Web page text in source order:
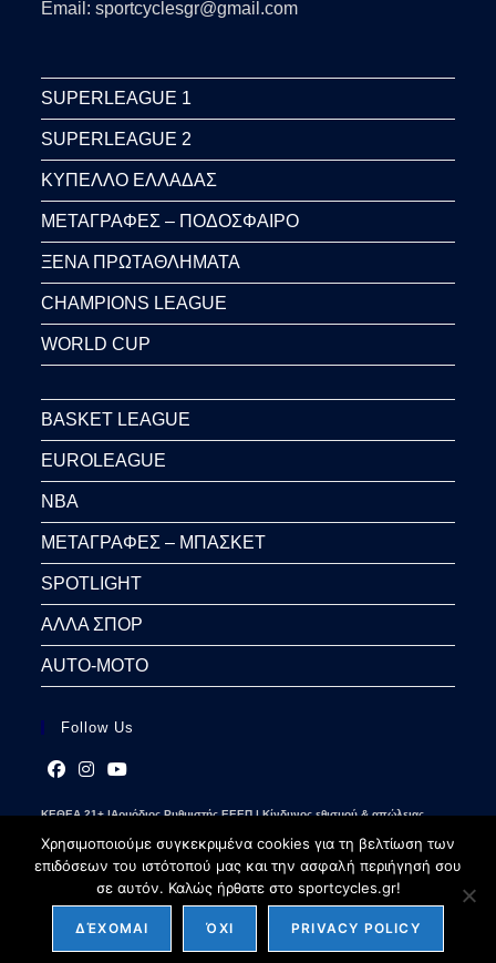
Email: sportcyclesgr@gmail.com
SUPERLEAGUE 1
SUPERLEAGUE 2
ΚΥΠΕΛΛΟ ΕΛΛΑΔΑΣ
ΜΕΤΑΓΡΑΦΕΣ – ΠΟΔΟΣΦΑΙΡΟ
ΞΕΝΑ ΠΡΩΤΑΘΛΗΜΑΤΑ
CHAMPIONS LEAGUE
WORLD CUP
BASKET LEAGUE
EUROLEAGUE
NBA
ΜΕΤΑΓΡΑΦΕΣ – ΜΠΑΣΚΕΤ
SPOTLIGHT
ΑΛΛΑ ΣΠΟΡ
AUTO-MOTO
Follow Us
in
a
new
in
a
new
tab
in
a
new
tab
ΚΕΘΕΑ 21+ |Αρμόδιος Ρυθμιστής ΕΕΕΠ | Κίνδυνος εθισμού & απώλειας
Copyright 2026 - sportcycles.gr
Χρησιμοποιούμε συγκεκριμένα cookies για τη βελτίωση των
επιδόσεων του ιστότοπού μας και την ασφαλή περιήγησή σου
σε αυτόν. Καλώς ήρθατε στο sportcycles.gr!
ΔΈΧΟΜΑΙ ΌΧΙ PRIVACY POLICY